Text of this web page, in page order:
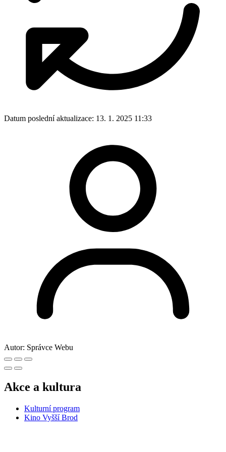
Datum poslední aktualizace: 13. 1. 2025 11:33
Autor: Správce Webu
Akce a kultura
Kulturní program
Kino Vyšší Brod